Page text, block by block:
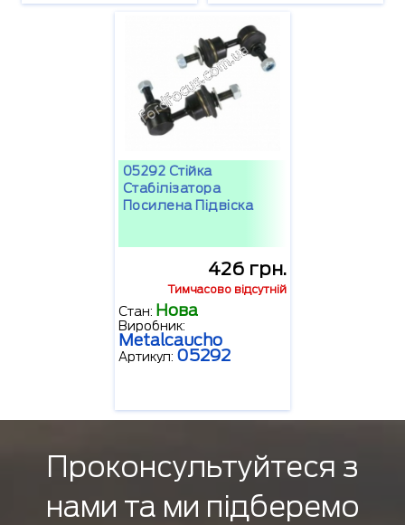
05292 Стійка
Стабілізатора
Посилена Підвіска
426 грн.
Тимчасово відсутній
Стан: Нова
Виробник:
Metalcaucho
Артикул: 05292
Проконсультуйтеся з
нами та ми підберемо